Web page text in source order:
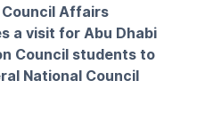
Affairs
a visit for Abu Dhabi
Council students to
National Council